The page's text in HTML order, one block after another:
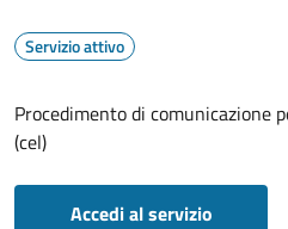
Servizio attivo
Procedimento di comunicazione
(cel)
Accedi al servizio